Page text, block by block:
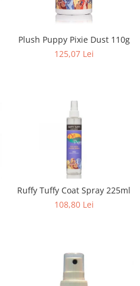
Plush Puppy Pixie Dust 110g
125,07 Lei
Ruffy Tuffy Coat Spray 225ml
108,80 Lei